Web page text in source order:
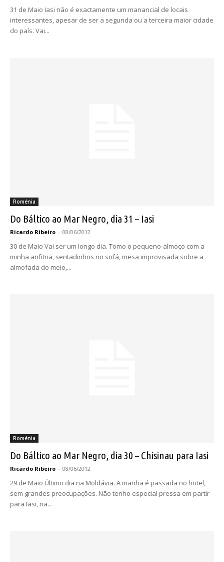
31 de Maio Iasi não é exactamente um manancial de locais
interessantes, apesar de ser a segunda ou a terceira maior cidade
do país. Vai...
Roménia
Do Báltico ao Mar Negro, dia 31 – Iasi
Ricardo Ribeiro - 08/06/2012
30 de Maio Vai ser um longo dia. Tomo o pequeno-almoço com a
minha anfitriã, sentadinhos no sofá, mesa improvisada sobre a
almofada do meio,...
Roménia
Do Báltico ao Mar Negro, dia 30 – Chisinau para Iasi
Ricardo Ribeiro - 08/06/2012
29 de Maio Último dia na Moldávia. A manhã é passada no hotel,
sem grandes preocupações. Não tenho especial pressa em partir
para Iasi, na...